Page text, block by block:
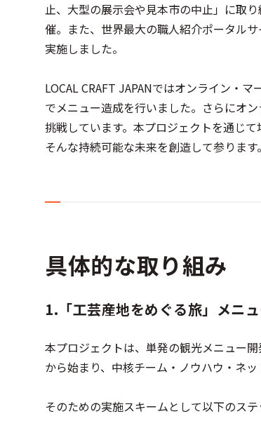
止、大型の展示会や見本市の中止」に取
催。また、世界最大の職人紹介ポータル
実施しました。
LOCAL CRAFT JAPANではオンライン・
でメニュー造成を行いました。さらにオ
挑戦しています。本プロジェクトを通じ
そんな持続可能な未来を創造して参ります。
具体的な取り組み
1.「工芸産地をめぐる旅」メニ
本プロジェクトは、単発の観光メニュー
から始まり、中核チーム・ノウハウ・ネ
そのための実施スキームとして以下のステ